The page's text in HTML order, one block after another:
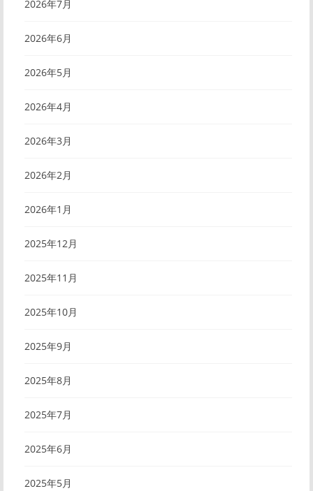
2026年7月
2026年6月
2026年5月
2026年4月
2026年3月
2026年2月
2026年1月
2025年12月
2025年11月
2025年10月
2025年9月
2025年8月
2025年7月
2025年6月
2025年5月